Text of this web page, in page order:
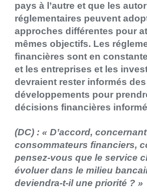
pays à l’autre et que les
réglementaires peuvent
approches différentes pour
mêmes objectifs. Les
financières sont en
et les entreprises et les
devraient rester informés
développements pour
décisions financières
(DC) : « D’accord,
consommateurs financiers,
pensez-vous que le service
évoluer dans le milieu
deviendra-t-il une priorité ? »